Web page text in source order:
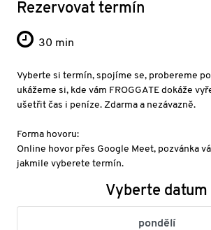
Rezervovat termín
30 min
Vyberte si termín, spojíme se, probereme
ukážeme si, kde vám FROGGATE dokáže
ušetřit čas i peníze. Zdarma a nezávazně.
Forma hovoru:
Online hovor přes Google Meet, pozvánka
jakmile vyberete termín.
Vyberte datum
pondělí